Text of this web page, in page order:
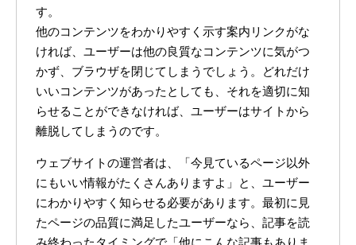
す。
他のコンテンツをわかりやすく示す案内リンクがな
ければ、ユーザーは他の良質なコンテンツに気がつ
かず、ブラウザを閉じてしまうでしょう。どれだけ
いいコンテンツがあったとしても、それを適切に知
らせることができなければ、ユーザーはサイトから
離脱してしまうのです。
ウェブサイトの運営者は、「今見ているページ以外
にもいい情報がたくさんありますよ」と、ユーザー
にわかりやすく知らせる必要があります。最初に見
たページの品質に満足したユーザーなら、記事を読